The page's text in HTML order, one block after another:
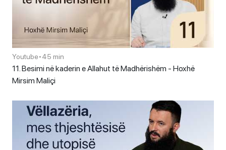
Youtube•45 min
11. Besimi në kaderin e Allahut të Madhërishëm - Hoxhë
Mirsim Maliçi